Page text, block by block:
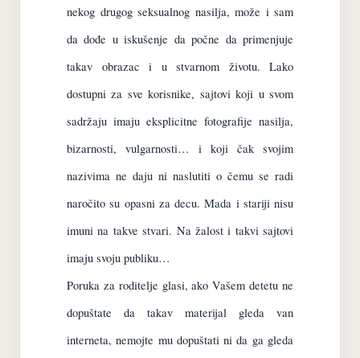
nekog drugog seksualnog nasilja, može i sam
da dođe u iskušenje da počne da primenjuje
takav obrazac i u stvarnom životu. Lako
dostupni za sve korisnike, sajtovi koji u svom
sadržaju imaju eksplicitne fotografije nasilja,
bizarnosti, vulgarnosti… i koji čak svojim
nazivima ne daju ni naslutiti o čemu se radi
naročito su opasni za decu. Mada i stariji nisu
imuni na takve stvari. Na žalost i takvi sajtovi
imaju svoju publiku…
Poruka za roditelje glasi, ako Vašem detetu ne
dopuštate da takav materijal gleda van
interneta, nemojte mu dopuštati ni da ga gleda